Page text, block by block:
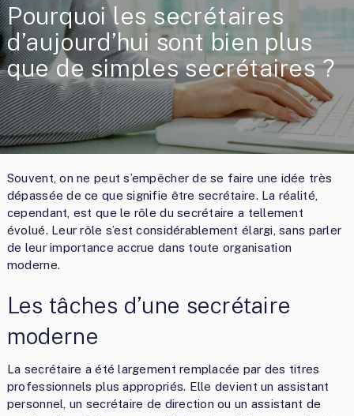
Pourquoi les secrétaires
d’aujourd’hui sont bien plus
que de simples secrétaires ?
Souvent, on ne peut s’empêcher de se faire une idée très
dépassée de ce que signifie être secrétaire. La réalité,
cependant, est que le rôle du secrétaire a tellement
évolué. Leur rôle s’est considérablement élargi, sans parler
de leur importance accrue dans toute organisation
moderne.
Les tâches d’une secrétaire
moderne
La secrétaire a été largement remplacée par des titres
professionnels plus appropriés. Elle devient un assistant
personnel, un secrétaire de direction ou un assistant de